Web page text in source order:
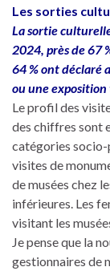
Les sorties
La sortie
2024, près de 67
64 % ont déclaré
ou une
Le profil des
des chiffres sont
catégories
visites de
de musées chez
inférieures. Les
visitant les
Je pense que la
gestionnaires de